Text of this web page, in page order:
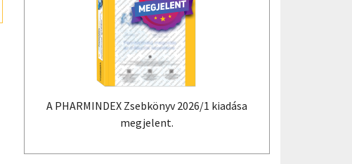
A PHARMINDEX Zsebkönyv 2026/1 kiadása
megjelent.